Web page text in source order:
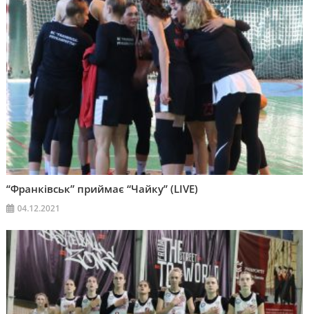
“Франківськ” приймає “Чайку” (LIVE)
04.12.2021